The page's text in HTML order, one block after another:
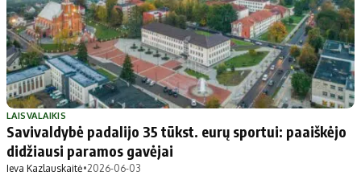
Lietuva
Pasaulis
Politika
Patarimai
Dirbtinis intelektas
Gineso rekordai
Maistas
Sveikata
Technologijos
Indėlių palūkanos
Ekonomikos naujienos
LAISVALAIKIS
Savivaldybė padalijo 35 tūkst. eurų sportui: paaiškėjo
didžiausi paramos gavėjai
Ieva Kazlauskaitė•2026-06-03